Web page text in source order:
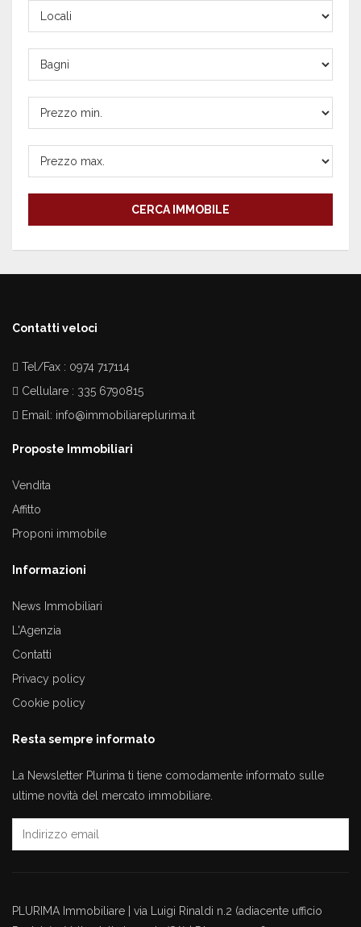
Locali
Bagni
Prezzo
min.
Prezzo
max.
CERCA IMMOBILE
Contatti veloci
Tel/Fax : 0974 717114
Cellulare : 335 6790815
Email: info@immobiliareplurima.it
Proposte Immobiliari
Vendita
Affitto
Proponi immobile
Informazioni
News Immobiliari
L'Agenzia
Contatti
Privacy policy
Cookie policy
Resta sempre informato
La Newsletter Plurima ti tiene comodamente informato sulle
ultime novità del mercato immobiliare.
PLURIMA Immobiliare | via Luigi Rinaldi n.2 (adiacente ufficio